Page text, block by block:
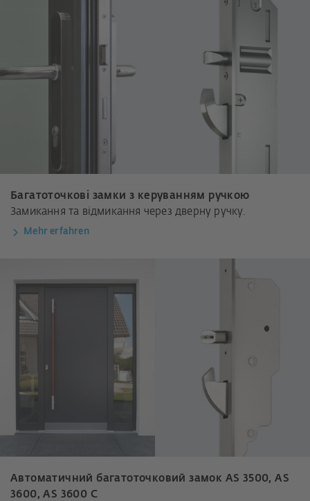
Багатоточкові замки з керуванням ручкою
Замикання та відмикання через дверну ручку.
Mehr erfahren
Автоматичний багатоточковий замок AS 3500, AS
3600, AS 3600 C